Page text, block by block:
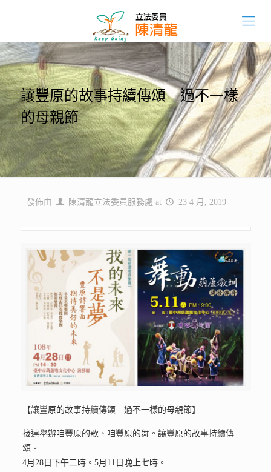
讓豐原的故事持續傳頌 過不一樣
的母親節
發佈由 陳清龍立法委員服務處 at 23 4 月, 2019
【讓豐原的故事持續傳頌 過不一樣的母親節】
接連舉辦咱豐原的歌、咱豐原的舞。讓豐原的故事持續傳
頌。
4月28日下午二時。5月11日晚上七時。